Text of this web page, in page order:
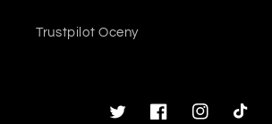
Trustpilot Oceny
TwitterFacebookInstagramTikTok